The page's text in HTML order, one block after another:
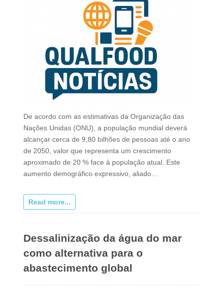
De acordo com as estimativas da Organização das
Nações Unidas (ONU), a população mundial deverá
alcançar cerca de 9,80 bilhões de pessoas até o ano
de 2050, valor que representa um crescimento
aproximado de 20 % face à população atual. Este
aumento demográfico expressivo, aliado…
Read more...
Dessalinização da água do mar
como alternativa para o
abastecimento global